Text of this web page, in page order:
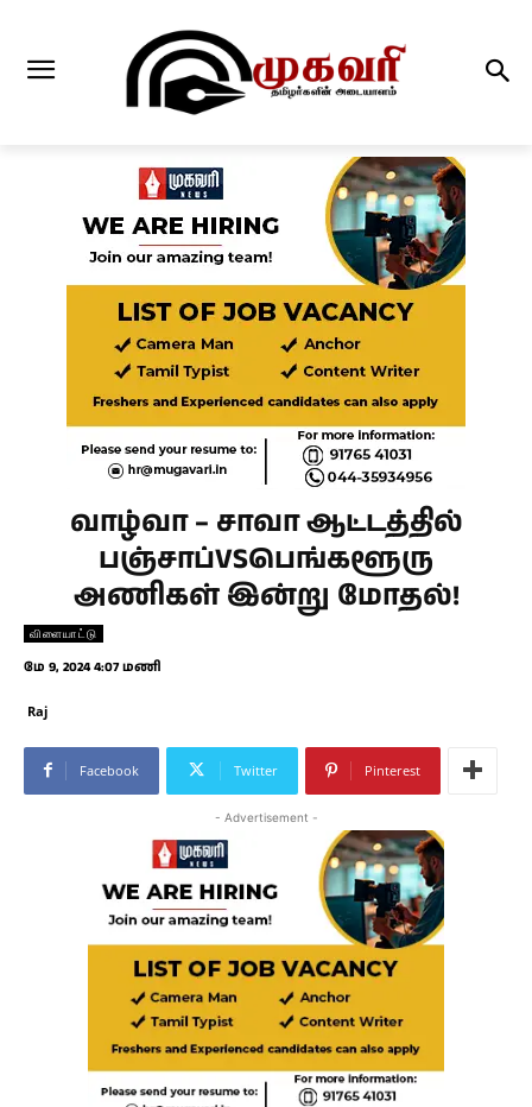
வாழ்வா – சாவா ஆட்டத்தில்
பஞ்சாப்VSபெங்களூரு
அணிகள் இன்று மோதல்!
விளையாட்டு
மே 9, 2024 4:07 மணி
Raj
Facebook Twitter Pinterest
- Advertisement -